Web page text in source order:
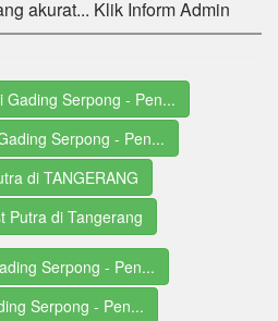
akurat... Klik Inform Admin
Gading Serpong - Pen...
Serpong - Pen...
di TANGERANG
Putra di Tangerang
Serpong - Pen...
Serpong - Pen...